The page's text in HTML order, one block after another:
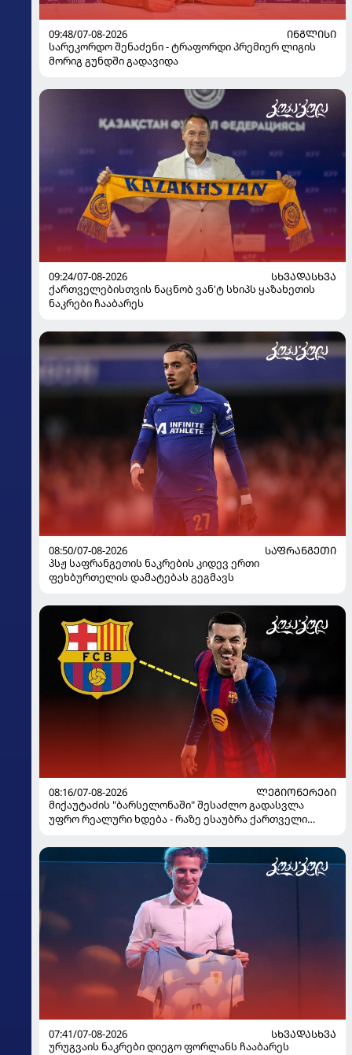
09:48/07-08-2026
ᲘᲜᲒᲚᲘᲡᲘ
სარეკორდო შენაძენი - ტრაფორდი პრემიერ ლიგის
მორიგ გუნდში გადავიდა
09:24/07-08-2026
ᲡᲮᲕᲐᲓᲐᲡᲮᲕᲐ
ქართველებისთვის ნაცნობ ვან'ტ სხიპს ყაზახეთის
ნაკრები ჩააბარეს
08:50/07-08-2026
ᲡᲐᲤᲠᲐᲜᲒᲔᲗᲘ
პსჟ საფრანგეთის ნაკრების კიდევ ერთი
ფეხბურთელის დამატებას გეგმავს
08:16/07-08-2026
ᲚᲔᲒᲘᲝᲜᲔᲠᲔᲑᲘ
მიქაუტაძის "ბარსელონაში" შესაძლო გადასვლა
უფრო რეალური ხდება - რაზე ესაუბრა ქართველი
07:41/07-08-2026
ᲡᲮᲕᲐᲓᲐᲡᲮᲕᲐ
ურუგვაის ნაკრები დიეგო ფორლანს ჩააბარეს